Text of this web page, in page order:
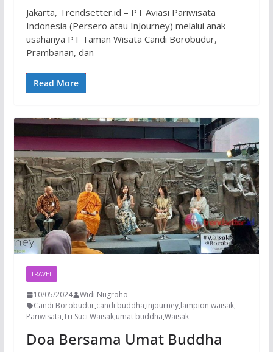
Jakarta, Trendsetter.id – PT Aviasi Pariwisata
Indonesia (Persero atau InJourney) melalui anak
usahanya PT Taman Wisata Candi Borobudur,
Prambanan, dan
Read More
TRAVEL
10/05/2024
Widi Nugroho
Candi Borobudur,candi buddha,injourney,lampion waisak,
Pariwisata,Tri Suci Waisak,umat buddha,Waisak
Doa Bersama Umat Buddha